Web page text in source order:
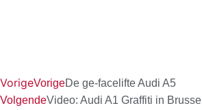
VorigeVorigeDe ge-facelifte Audi A5
VolgendeVideo: Audi A1 Graffiti in Brussel